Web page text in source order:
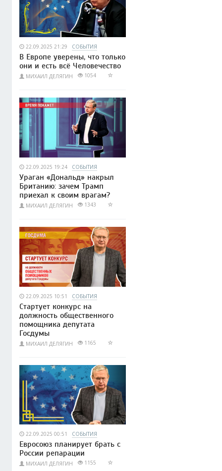
22.09.2025 21:29 СОБЫТИЯ
В Европе уверены, что только
они и есть всё Человечество
МИХАИЛ ДЕЛЯГИН 1054
22.09.2025 19:24 СОБЫТИЯ
Ураган «Дональд» накрыл
Британию: зачем Трамп
приехал к своим врагам?
МИХАИЛ ДЕЛЯГИН 1343
22.09.2025 10:51 СОБЫТИЯ
Стартует конкурс на
должность общественного
помощника депутата
Госдумы
МИХАИЛ ДЕЛЯГИН 1165
22.09.2025 00:51 СОБЫТИЯ
Евросоюз планирует брать с
России репарации
МИХАИЛ ДЕЛЯГИН 1155